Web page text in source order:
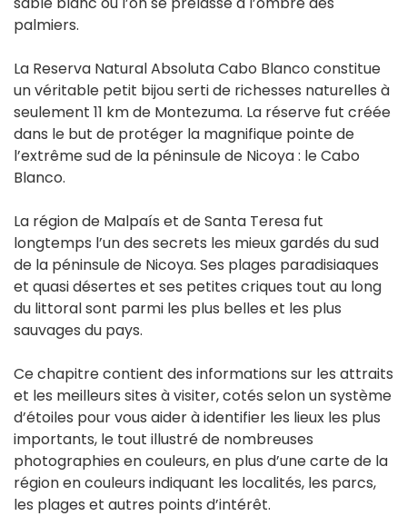
palmiers.
La Reserva Natural Absoluta Cabo Blanco constitue
un véritable petit bijou serti de richesses naturelles à
seulement 11 km de Montezuma. La réserve fut créée
dans le but de protéger la magnifique pointe de
l’extrême sud de la péninsule de Nicoya : le Cabo
Blanco.
La région de Malpaís et de Santa Teresa fut
longtemps l’un des secrets les mieux gardés du sud
de la péninsule de Nicoya. Ses plages paradisiaques
et quasi désertes et ses petites criques tout au long
du littoral sont parmi les plus belles et les plus
sauvages du pays.
Ce chapitre contient des informations sur les attraits
et les meilleurs sites à visiter, cotés selon un système
d’étoiles pour vous aider à identifier les lieux les plus
importants, le tout illustré de nombreuses
photographies en couleurs, en plus d’une carte de la
région en couleurs indiquant les localités, les parcs,
les plages et autres points d’intérêt.